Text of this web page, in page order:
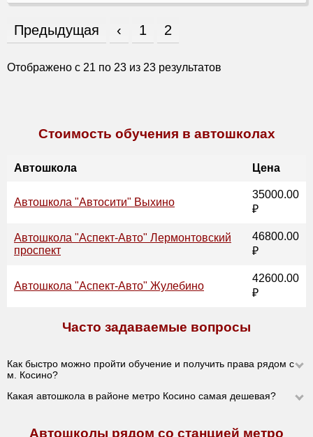
Предыдущая ‹ 1 2
Отображено с 21 по 23 из 23 результатов
Стоимость обучения в автошколах
Автошкола Цена
Автошкола "Автосити" Выхино
35000.00
₽
Автошкола "Аспект-Авто" Лермонтовский
проспект
46800.00
₽
Автошкола "Аспект-Авто" Жулебино
42600.00
₽
Часто задаваемые вопросы
Как быстро можно пройти обучение и получить права рядом с
м. Косино?
Какая автошкола в районе метро Косино самая дешевая?
Автошколы рядом со станцией метро